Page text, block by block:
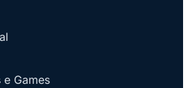
e Games